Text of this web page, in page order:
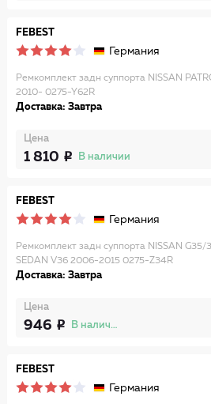
FEBEST
Германия
Ремкомплект задн суппорта NISSAN
2010- 0275-Y62R
Доставка: Завтра
Цена
1 810 В наличии
FEBEST
Германия
Ремкомплект задн суппорта NISSAN G35/
SEDAN V36 2006-2015 0275-Z34R
Доставка: Завтра
Цена
946 В наличии
FEBEST
Германия